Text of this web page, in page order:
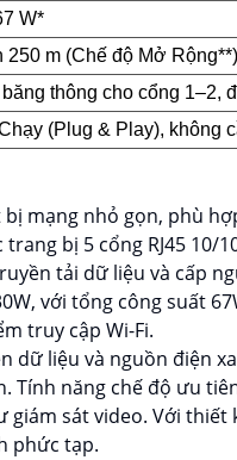
W*
250 m (Chế độ Mở Rộng**)
thông cho cổng 1–2,
(Plug & Play), không
bị mạng nhỏ gọn, phù
bị 5 cổng RJ45 10/
tải dữ liệu và cấp
với tổng công suất
truy cập Wi-Fi.
dữ liệu và nguồn điện
Tính năng chế độ ưu
sát video. Với thiết
phức tạp.